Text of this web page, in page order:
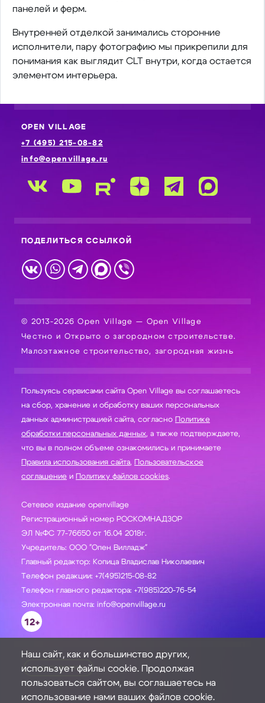
панелей и ферм.
Внутренней отделкой занимались сторонние
исполнители, пару фотографию мы прикрепили для
понимания как выглядит СLT внутри, когда остается
элементом интерьера.
OPEN VILLAGE
+7 (495) 215-08-82
info@openvillage.ru
ПОДЕЛИТЬСЯ ССЫЛКОЙ
© 2013-2026 Open Village — Open Village
Честно и Открыто о загородном строительстве.
Малоэтажное строительство, загородная жизнь
Пользуясь сервисами сайта Open Village вы соглашаетесь
на сбор, хранение и обработку ваших персональных
данных администрацией сайта, согласно Политике
обработки персональных данных, а также подтверждаете,
что вы в полном объеме ознакомились и принимаете
Правила использования сайта, Пользовательское
соглашение и Политику файлов cookies.
Сетевое издание openvillage
Регистрационный номер РОСКОМНАДЗОР
ЭЛ №ФС 77-76650 от 16.04 2018г.
Учредитель: ООО "Опен Вилладж"
Главный редактор: Копица Владислав Николаевич
Телефон редакции: +7(495)215-08-82
Телефон главного редактора: +7(985)220-76-54
Электронная почта: info@openvillage.ru
12+
ЗАДАТЬ ВОПРОС
Наш сайт, как и большинство других,
использует файлы cookie. Продолжая
пользоваться сайтом, вы соглашаетесь на
использование нами ваших файлов cookie.